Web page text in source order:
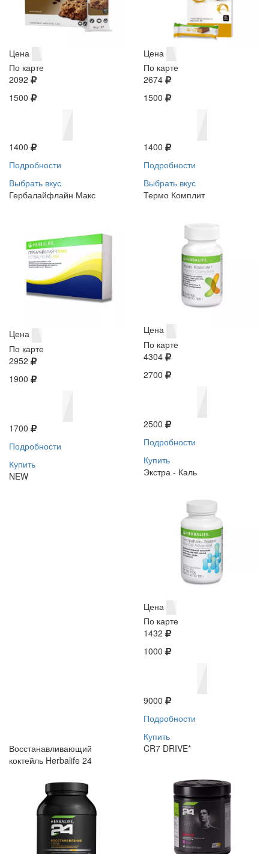
Цена
По карте
2092
1500
1400
Подробности
Выбрать вкус
Цена
По карте
2674
1500
1400
Подробности
Выбрать вкус
Гербалайфлайн Макс
Цена
По карте
2952
1900
1700
Подробности
Купить
NEW
Термо Комплит
Цена
По карте
4304
2700
2500
Подробности
Купить
Экстра - Каль
Цена
По карте
1432
1000
9000
Подробности
Купить
Восстанавливающий
коктейль Herbalife 24
CR7 DRIVE*